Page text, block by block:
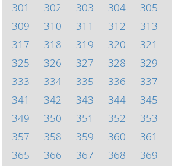
301
302 303 304 305
309
310 311 312 313
317
318 319 320 321
325
326 327 328 329
333
334 335 336 337
341
342 343 344 345
349
350 351 352 353
357
358 359 360 361
365
366 367 368 369